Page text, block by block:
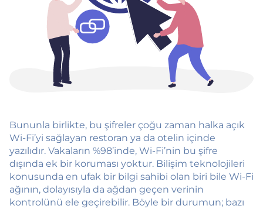
Bununla birlikte, bu şifreler çoğu zaman halka açık
Wi-Fi’yi sağlayan restoran ya da otelin içinde
yazılıdır. Vakaların %98’inde, Wi-Fi’nin bu şifre
dışında ek bir koruması yoktur. Bilişim teknolojileri
konusunda en ufak bir bilgi sahibi olan biri bile Wi-Fi
ağının, dolayısıyla da ağdan geçen verinin
kontrolünü ele geçirebilir. Böyle bir durumun; bazı